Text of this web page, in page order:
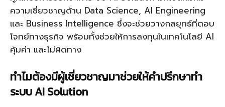
ความเชี่ยวชาญด้าน Data Science, AI Engineering
และ Business Intelligence ซึ่งจะช่วยวางกลยุทธ์ที่ตอบ
โจทย์ทางธุรกิจ พร้อมทั้งช่วยให้การลงทุนในเทคโนโลยี AI
คุ้มค่า และไม่ผิดทาง
ทำไมต้องมีผู้เชี่ยวชาญมาช่วยให้คำปรึกษาทำ
ระบบ AI Solution